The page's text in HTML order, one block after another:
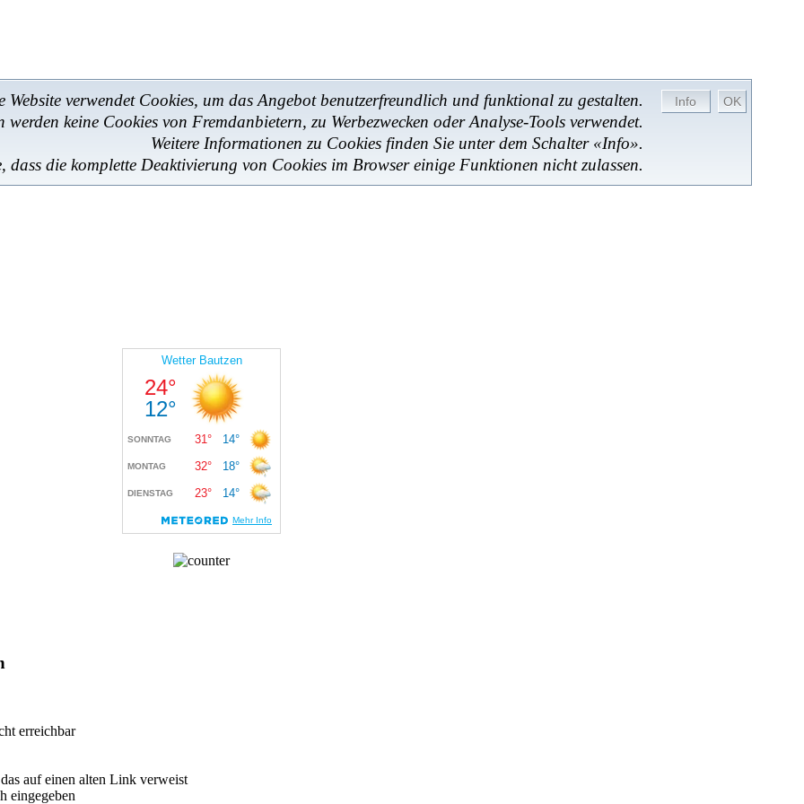
Website verwendet Cookies, um das Angebot benutzerfreundlich und funktional zu gestalten.
werden keine Cookies von Fremdanbietern, zu Werbezwecken oder Analyse-Tools verwendet.
Weitere Informationen zu Cookies finden Sie unter dem Schalter «Info».
dass die komplette Deaktivierung von Cookies im Browser einige Funktionen nicht zulassen.
erreichbar
auf einen alten Link verweist
eingegeben